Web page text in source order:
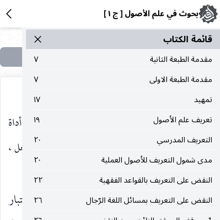
بحوث في علم الأصول [ ج ١ ]
قائمة الکتاب
مقدمة الطبعة الثانية
٧
مقدمة الطبعة الاولى
٧
تمهيد
١٧
تعريف علم الأصول
١٩
التعريف المدرسي
٢٠
مدى شمول التعريف للأصول العملية
٢٠
النقض على التعريف بالقواعد الفقهية
٢٢
النقض على التعريف بمسائل اللغة الرّجال
٢٦
اعتبار اللفظ أداة لتفهيم المعنى فان صيرورة اللفظ أداة
حقيقية لتفهيم المعنى لا تتحقق من مجرد الاعتبار والجعل ،
وإلا لأمكن جعل أي شيء أداة لشيء آخر.
وقد يكون هذا النقص الظاهر في نظرية الاعتبار